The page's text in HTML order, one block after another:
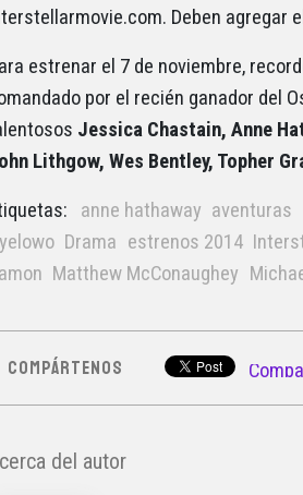
Deben agregar
estrenar el 7 de noviembre,
por el recién ganador del
Jessica Chastain, Anne
Lithgow, Wes Bentley, Topher
anne hathaway aventuras
Drama estrenos 2014
Matthew McConaughey
COMPÁRTENOS
del autor